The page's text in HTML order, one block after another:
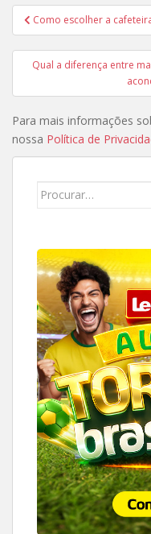
Navegação
de
Post
Como escolher a
Qual a diferença entre
Para mais informações
nossa Política de
Search